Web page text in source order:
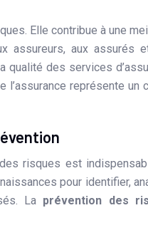
Elle contribue à une
assureurs, aux assurés
des services
l’assurance représente un
risques est
pour identifier,
La prévention des